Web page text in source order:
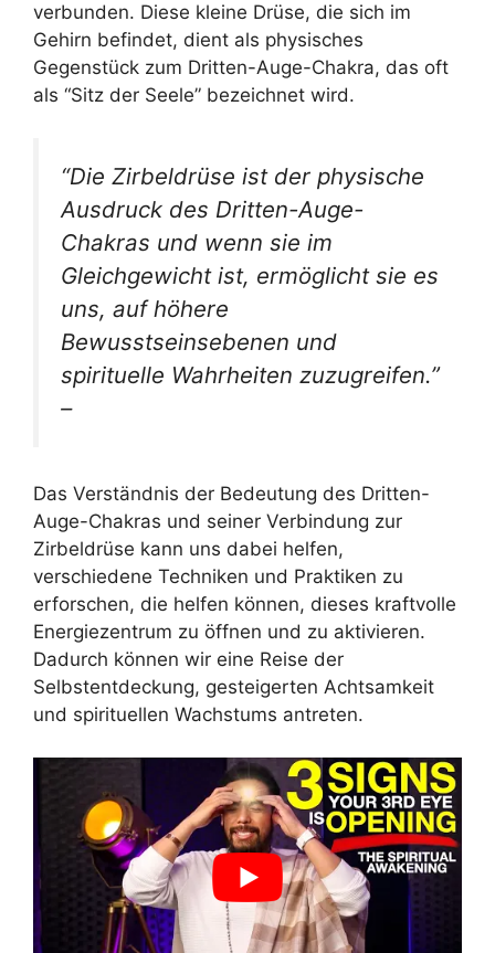
verbunden. Diese kleine Drüse, die sich im
Gehirn befindet, dient als physisches
Gegenstück zum Dritten-Auge-Chakra, das oft
als “Sitz der Seele” bezeichnet wird.
“Die Zirbeldrüse ist der physische
Ausdruck des Dritten-Auge-
Chakras und wenn sie im
Gleichgewicht ist, ermöglicht sie es
uns, auf höhere
Bewusstseinsebenen und
spirituelle Wahrheiten zuzugreifen.”
–
Das Verständnis der Bedeutung des Dritten-
Auge-Chakras und seiner Verbindung zur
Zirbeldrüse kann uns dabei helfen,
verschiedene Techniken und Praktiken zu
erforschen, die helfen können, dieses kraftvolle
Energiezentrum zu öffnen und zu aktivieren.
Dadurch können wir eine Reise der
Selbstentdeckung, gesteigerten Achtsamkeit
und spirituellen Wachstums antreten.